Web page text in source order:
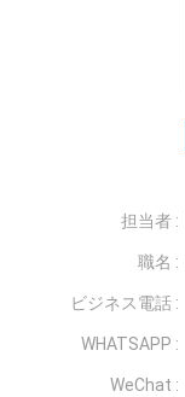
担当者 :
職名 :
ビジネス電話 :
WHATSAPP :
WeChat :